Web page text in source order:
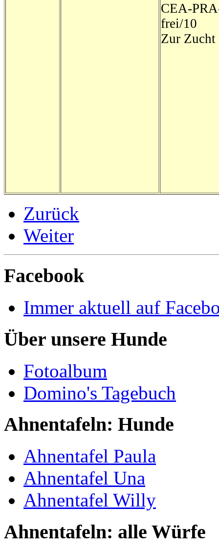
CEA-
frei/10
Zur Zucht
Zurück
Weiter
Facebook
Immer aktuell auf
Über unsere Hunde
Fotoalbum
Domino's Tagebuch
Ahnentafeln: Hunde
Ahnentafel Paula
Ahnentafel Una
Ahnentafel Willy
Ahnentafeln: alle Würfe